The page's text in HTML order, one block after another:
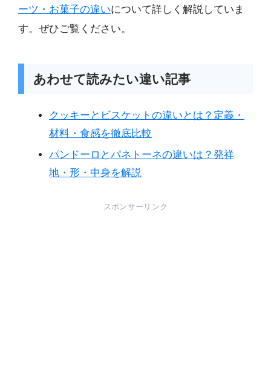
ーツ・お菓子の違いについて詳しく解説していま
す。ぜひご覧ください。
あわせて読みたい違い記事
クッキーとビスケットの違いとは？定義・
材料・食感を徹底比較
パンドーロとパネトーネの違いは？発祥
地・形・中身を解説
スポンサーリンク